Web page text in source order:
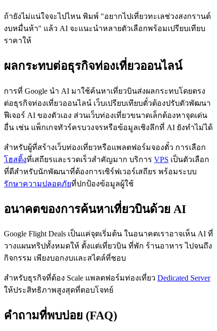
ถ้ายังไม่แน่ใจจะไปไหน พิมพ์ "อยากไปเที่ยวทะเลช่วงสงกรานต์
งบหมื่นห้า" แล้ว AI จะแนะนำหลายตัวเลือกพร้อมเปรียบเทียบ
ราคาให้
ผลกระทบต่อธุรกิจท่องเที่ยวออนไลน์
การที่ Google นำ AI มาใช้ค้นหาเที่ยวบินส่งผลกระทบโดยตรง
ต่อธุรกิจท่องเที่ยวออนไลน์ เว็บเปรียบเทียบตั๋วต้องปรับตัวพัฒนา
ฟีเจอร์ AI ของตัวเอง ส่วนเว็บท่องเที่ยวขนาดเล็กต้องหาจุดเด่น
อื่น เช่น แพ็กเกจทัวร์ครบวงจรหรือข้อมูลเชิงลึกที่ AI ยังทำไม่ได้
สำหรับผู้ที่สร้างเว็บท่องเที่ยวหรือแพลตฟอร์มจองตั๋ว การเลือก
โฮสติ้งที่เสถียรและรวดเร็วสำคัญมาก บริการ VPS เป็นตัวเลือก
ที่ดีสำหรับนักพัฒนาที่ต้องการเซิร์ฟเวอร์เสถียร พร้อมระบบ
รักษาความปลอดภัยที่ปกป้องข้อมูลผู้ใช้
อนาคตของการค้นหาเที่ยวบินด้วย AI
Google Flight Deals เป็นแค่จุดเริ่มต้น ในอนาคตเราอาจเห็น AI ที่
วางแผนทริปทั้งหมดให้ ตั้งแต่เที่ยวบิน ที่พัก ร้านอาหาร ไปจนถึง
กิจกรรม เพียงบอกงบและสไตล์ที่ชอบ
สำหรับธุรกิจที่ต้อง Scale แพลตฟอร์มท่องเที่ยว Dedicated Server
ให้ประสิทธิภาพสูงสุดที่ตอบโจทย์
คำถามที่พบบ่อย (FAQ)